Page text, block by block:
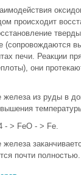
происходит
(сопровождаются
печи. Реакции
они
железа из руды в
- > FeO - > Fe.
железа
почти